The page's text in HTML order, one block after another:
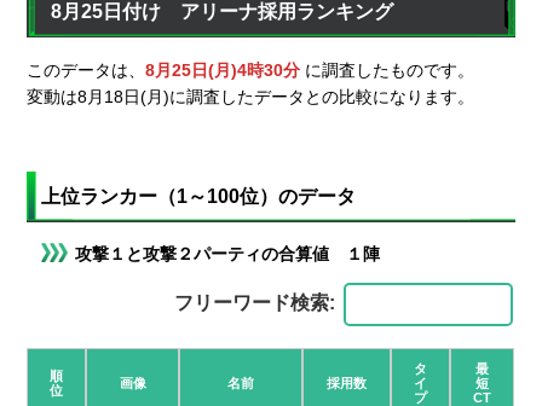
8月25日付け アリーナ採用ランキング
このデータは、8月25日(月)4時30分 に調査したものです。
変動は8月18日(月)に調査したデータとの比較になります。
上位ランカー（1～100位）のデータ
攻撃１と攻撃２パーティの合算値 １陣
フリーワード検索:
順
位
画像 名前 採用数
タ
イ
プ
最
短
CT